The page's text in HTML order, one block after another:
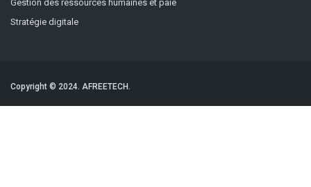
Gestion des ressources humaines et paie
Stratégie digitale
Copyright © 2024. AFREETECH.